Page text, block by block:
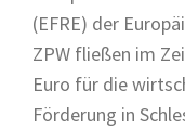
(EFRE) der
ZPW fließen im
Euro für die
Förderung in